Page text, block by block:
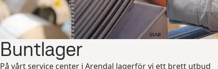
Buntlager
På vårt service center i Arendal lagerför vi ett brett utbud